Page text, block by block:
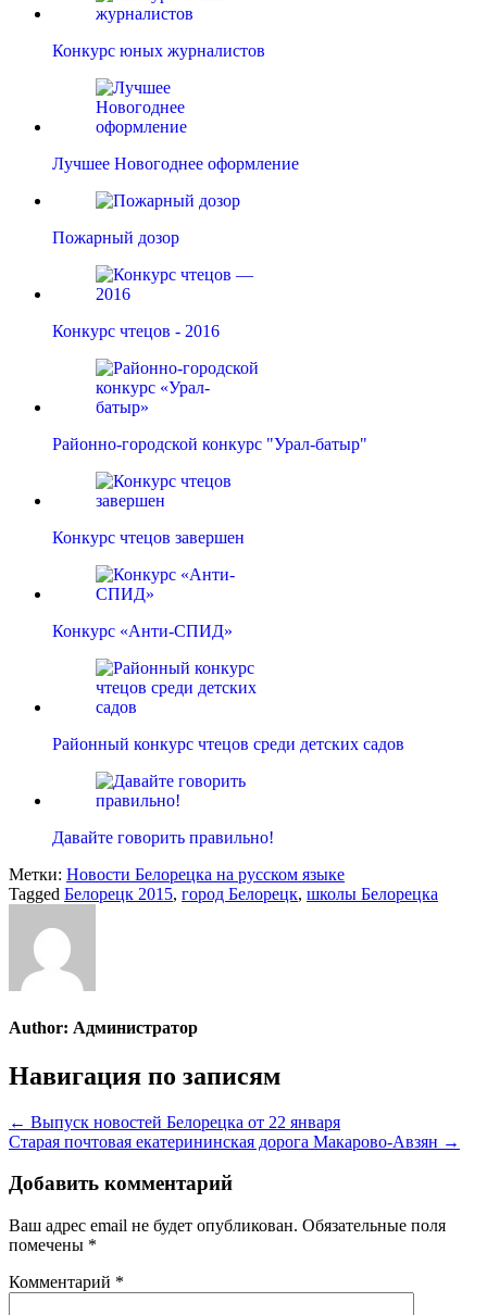
Конкурс юных журналистов
Лучшее Новогоднее оформление
Пожарный дозор
Конкурс чтецов - 2016
Районно-городской конкурс "Урал-батыр"
Конкурс чтецов завершен
Конкурс «Анти-СПИД»
Районный конкурс чтецов среди детских садов
Давайте говорить правильно!
Метки: Новости Белорецка на русском языке
Tagged Белорецк 2015, город Белорецк, школы Белорецка
Author: Администратор
Навигация по записям
← Выпуск новостей Белорецка от 22 января
Старая почтовая екатерининская дорога Макарово-Авзян →
Добавить комментарий
Ваш адрес email не будет опубликован. Обязательные поля
помечены *
Комментарий *